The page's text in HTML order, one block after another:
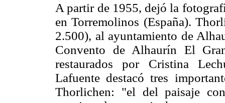
A partir de 1955, dejó la
en Torremolinos (España).
2.500), al ayuntamiento de
Convento de Alhaurín El
restaurados por Cristina
Lafuente destacó tres
Thorlichen: "el del paisaje